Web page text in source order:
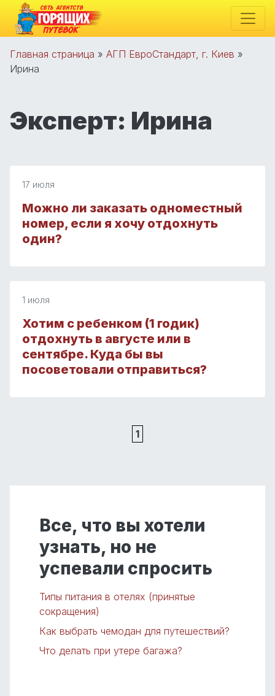
Главная страница » АГП ЕвроСтандарт, г. Киев »
Ирина
Эксперт: Ирина
17 июля
Можно ли заказать одноместный
номер, если я хочу отдохнуть
один?
1 июля
Хотим с ребенком (1 годик)
отдохнуть в августе или в
сентябре. Куда бы вы
посоветовали отправиться?
1
Все, что вы хотели
узнать, но не
успевали спросить
Типы питания в отелях (принятые
сокращения)
Как выбрать чемодан для путешествий?
Что делать при утере багажа?